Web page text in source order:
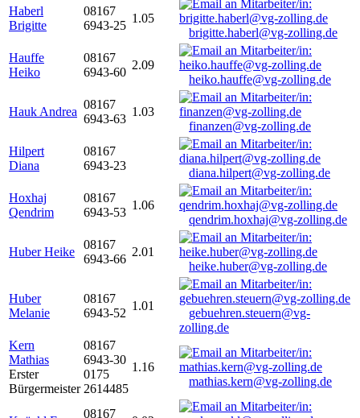
Haberl
Brigitte
08167
6943-25
1.05
brigitte.haberl@vg-zolling.de
Hauffe
Heiko
08167
6943-60
2.09
heiko.hauffe@vg-zolling.de
Hauk Andrea
08167
6943-63
1.03
finanzen@vg-zolling.de
Hilpert
Diana
08167
6943-23
diana.hilpert@vg-zolling.de
Hoxhaj
Qendrim
08167
6943-53
1.06
qendrim.hoxhaj@vg-zolling.de
Huber Heike
08167
6943-66
2.01
heike.huber@vg-zolling.de
Huber
Melanie
08167
6943-52
1.01
gebuehren.steuern@vg-
zolling.de
Kern
Mathias
Erster
Bürgermeister
08167
6943-30
0175
2614485
1.16
mathias.kern@vg-zolling.de
08167